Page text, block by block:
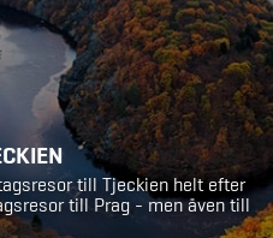
till Tjeckien helt efter
till Prag - men även till